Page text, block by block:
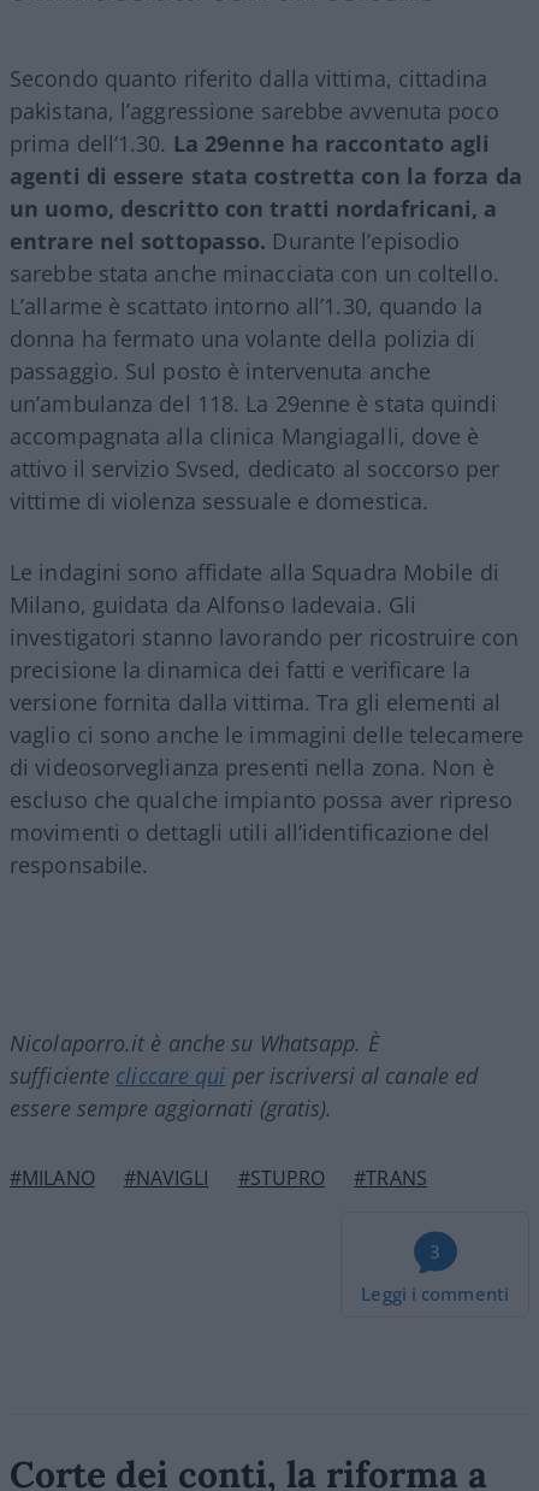
Secondo quanto riferito dalla vittima, cittadina
pakistana, l’aggressione sarebbe avvenuta poco
prima dell’1.30. La 29enne ha raccontato agli
agenti di essere stata costretta con la forza da
un uomo, descritto con tratti nordafricani, a
entrare nel sottopasso. Durante l’episodio
sarebbe stata anche minacciata con un coltello.
L’allarme è scattato intorno all’1.30, quando la
donna ha fermato una volante della polizia di
passaggio. Sul posto è intervenuta anche
un’ambulanza del 118. La 29enne è stata quindi
accompagnata alla clinica Mangiagalli, dove è
attivo il servizio Svsed, dedicato al soccorso per
vittime di violenza sessuale e domestica.
Le indagini sono affidate alla Squadra Mobile di
Milano, guidata da Alfonso Iadevaia. Gli
investigatori stanno lavorando per ricostruire con
precisione la dinamica dei fatti e verificare la
versione fornita dalla vittima. Tra gli elementi al
vaglio ci sono anche le immagini delle telecamere
di videosorveglianza presenti nella zona. Non è
escluso che qualche impianto possa aver ripreso
movimenti o dettagli utili all’identificazione del
responsabile.
Nicolaporro.it è anche su Whatsapp. È
sufficiente cliccare qui per iscriversi al canale ed
essere sempre aggiornati (gratis).
#MILANO #NAVIGLI #STUPRO #TRANS
3
Leggi i commenti
Corte dei conti, la riforma a